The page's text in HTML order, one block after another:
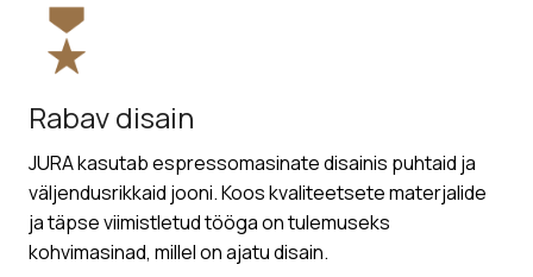
Rabav disain
JURA kasutab espressomasinate disainis puhtaid ja
väljendusrikkaid jooni. Koos kvaliteetsete materjalide
ja täpse viimistletud tööga on tulemuseks
kohvimasinad, millel on ajatu disain.